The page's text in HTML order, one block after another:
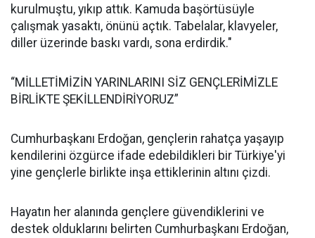
kurulmuştu, yıkıp attık. Kamuda başörtüsüyle
çalışmak yasaktı, önünü açtık. Tabelalar, klavyeler,
diller üzerinde baskı vardı, sona erdirdik."
“MİLLETİMİZİN YARINLARINI SİZ GENÇLERİMİZLE
BİRLİKTE ŞEKİLLENDİRİYORUZ”
Cumhurbaşkanı Erdoğan, gençlerin rahatça yaşayıp
kendilerini özgürce ifade edebildikleri bir Türkiye'yi
yine gençlerle birlikte inşa ettiklerinin altını çizdi.
Hayatın her alanında gençlere güvendiklerini ve
destek olduklarını belirten Cumhurbaşkanı Erdoğan,